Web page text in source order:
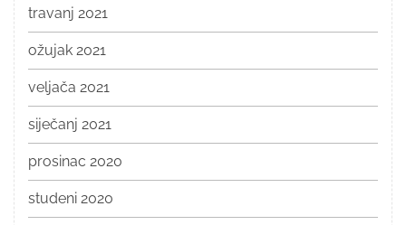
travanj 2021
ožujak 2021
veljača 2021
siječanj 2021
prosinac 2020
studeni 2020